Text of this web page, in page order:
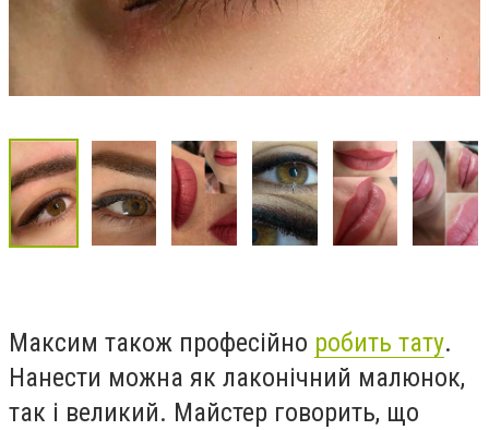
Максим також професійно робить тату.
Нанести можна як лаконічний малюнок,
так і великий. Майстер говорить, що